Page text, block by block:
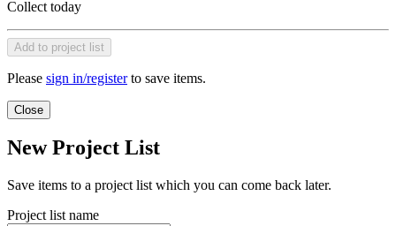
Collect today
Add to project list
Please sign in/registerto save items.
Close
New Project List
Save items to a project list which you can come back later.
Project list name